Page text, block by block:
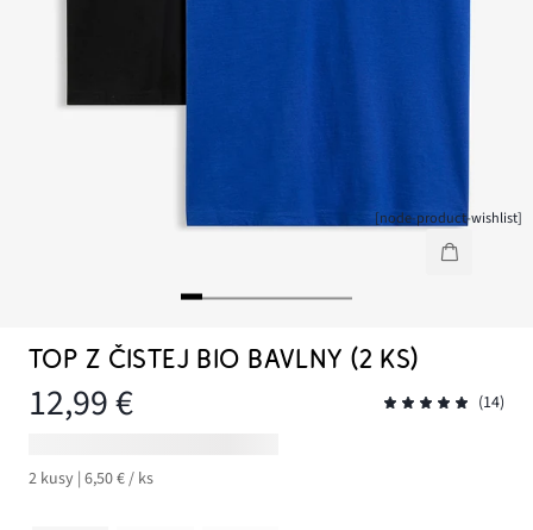
[node-product-wishlist]
TOP Z ČISTEJ BIO BAVLNY (2 KS)
12,99 € (14)
2 kusy | 6,50 € / ks